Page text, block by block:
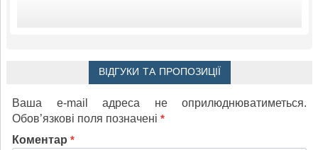
ВІДГУКИ ТА ПРОПОЗИЦІЇ
Ваша e-mail адреса не оприлюднюватиметься.
Обов’язкові поля позначені *
Коментар *